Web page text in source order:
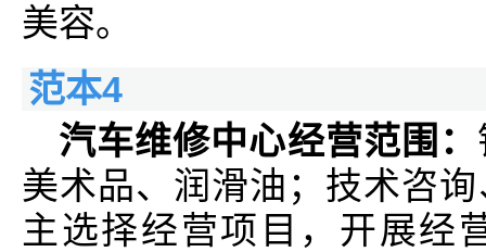
美容。
范本4
汽车维修中心经营范围：
美术品、润滑油；技术咨
主选择经营项目，开展经